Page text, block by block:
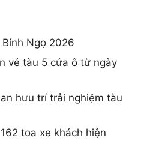
Ngọ 2026
vé tàu 5 cửa ô từ ngày
hưu trí trải nghiệm tàu
toa xe khách hiện